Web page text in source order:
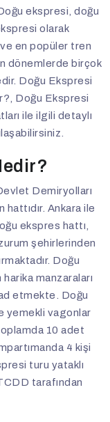
ekspresi, doğu
olarak
en popüler tren
dönemlerde birçok
Doğu Ekspresi
Doğu Ekspresi
ile ilgili detaylı
Demiryolları
Ankara ile
ekspres hattı,
şehirlerinden
Doğu
manzaraları
etmekte. Doğu
yemekli vagonlar
10 adet
4 kişi
turu yataklı
tarafından